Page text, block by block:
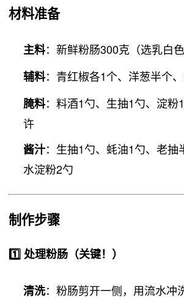
材料准备
主料：新鲜粉肠300克（选乳白
辅料：青红椒各1个、洋葱半个
腌料：料酒1勺、生抽1勺、淀粉
许
酱汁：生抽1勺、蚝油1勺、老抽
水淀粉2勺
制作步骤
1️⃣ 处理粉肠（关键！）
清洗：粉肠剪开一侧，用流水冲